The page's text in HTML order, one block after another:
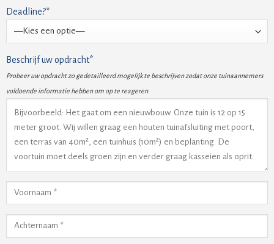
Deadline?*
Beschrijf uw opdracht*
Probeer uw opdracht zo gedetailleerd mogelijk te beschrijven zodat onze tuinaannemers
voldoende informatie hebben om op te reageren.